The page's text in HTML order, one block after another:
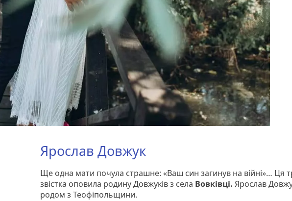
Ярослав Довжук
Ще одна мати почула страшне: «Ваш син загинув на війні»… Ця
звістка оповила родину Довжуків з села Вовківці. Ярослав
родом з Теофіпольщини.